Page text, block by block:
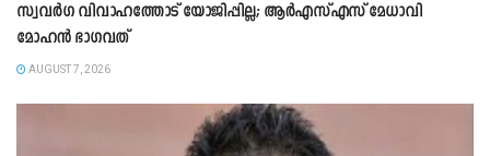
സ്വവർഗ വിവാഹത്തോട് യോജിപ്പില്ല; ആർഎസ്എസ് മേധാവി
മോഹൻ ഭാഗവത്
AUGUST 7, 2026